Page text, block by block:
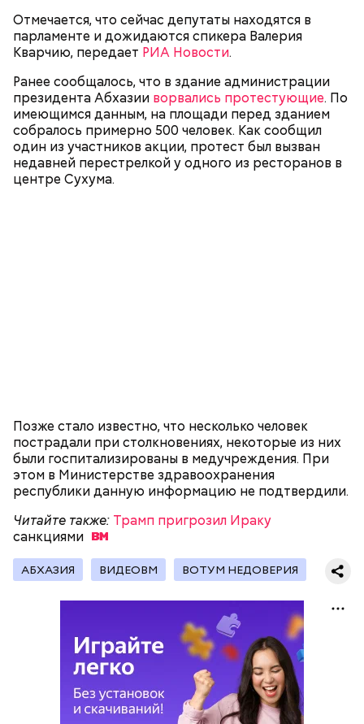
Отмечается, что сейчас депутаты находятся в
парламенте и дожидаются спикера Валерия
Кварчию, передает РИА Новости.
Ранее сообщалось, что в здание администрации
президента Абхазии ворвались протестующие. По
имеющимся данным, на площади перед зданием
собралось примерно 500 человек. Как сообщил
один из участников акции, протест был вызван
недавней перестрелкой у одного из ресторанов в
центре Сухума.
Позже стало известно, что несколько человек
пострадали при столкновениях, некоторые из них
были госпитализированы в медучреждения. При
этом в Министерстве здравоохранения
республики данную информацию не подтвердили.
Читайте также: Трамп пригрозил Ираку
санкциями
АБХАЗИЯ ВИДЕОВМ ВОТУМ НЕДОВЕРИЯ
— Начиная с 2004 года в Абхазии подобные
«волнения» стали чем-то вроде народной
«Политджойстик» Марат Баширов:
— Очередные волнения в Абхазии — результат
того, что в республике не завершено
государственное строительство. Народ этой
страны не признает формат взаимодействия с
государственными органами власти. Местные
лидеры сами не могут договориться о
взаимодействии. Отсюда и ситуации с выбиванием